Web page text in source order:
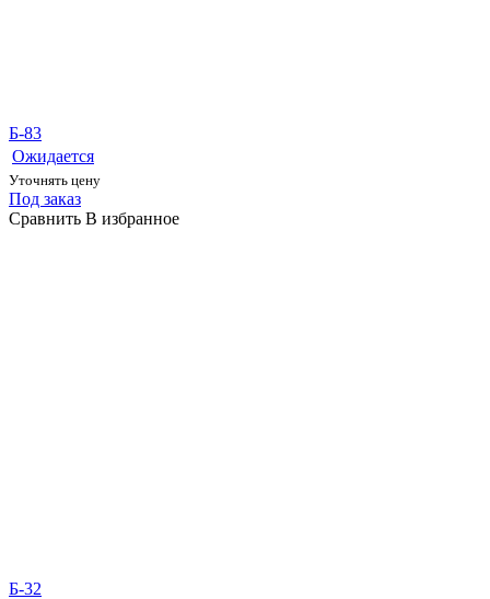
Б-83
Ожидается
Уточнять цену
Под заказ
Сравнить В избранное
Б-32